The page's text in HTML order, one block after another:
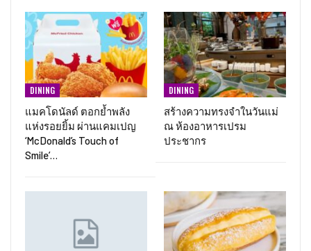
DINING
แมคโดนัลด์ ตอกย้ำพลัง
แห่งรอยยิ้ม ผ่านแคมเปญ
‘McDonald’s Touch of
Smile’…
DINING
สร้างความทรงจำในวันแม่
ณ ห้องอาหารเปรม
ประชากร